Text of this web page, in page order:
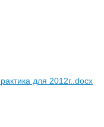
для 2012г..docx